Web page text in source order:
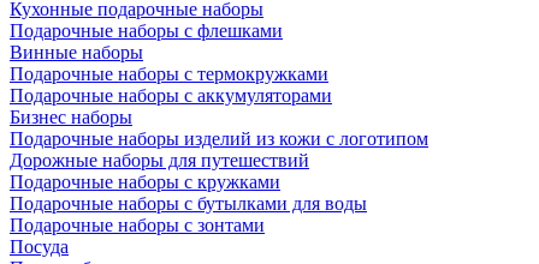
Кухонные подарочные наборы
Подарочные наборы с флешками
Винные наборы
Подарочные наборы с термокружками
Подарочные наборы с аккумуляторами
Бизнес наборы
Подарочные наборы изделий из кожи с логотипом
Дорожные наборы для путешествий
Подарочные наборы с кружками
Подарочные наборы с бутылками для воды
Подарочные наборы с зонтами
Посуда